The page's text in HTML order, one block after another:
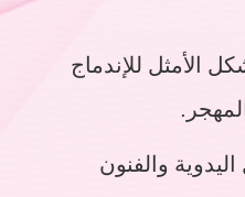
الأمثل للإندماج
اليدوية والفنون